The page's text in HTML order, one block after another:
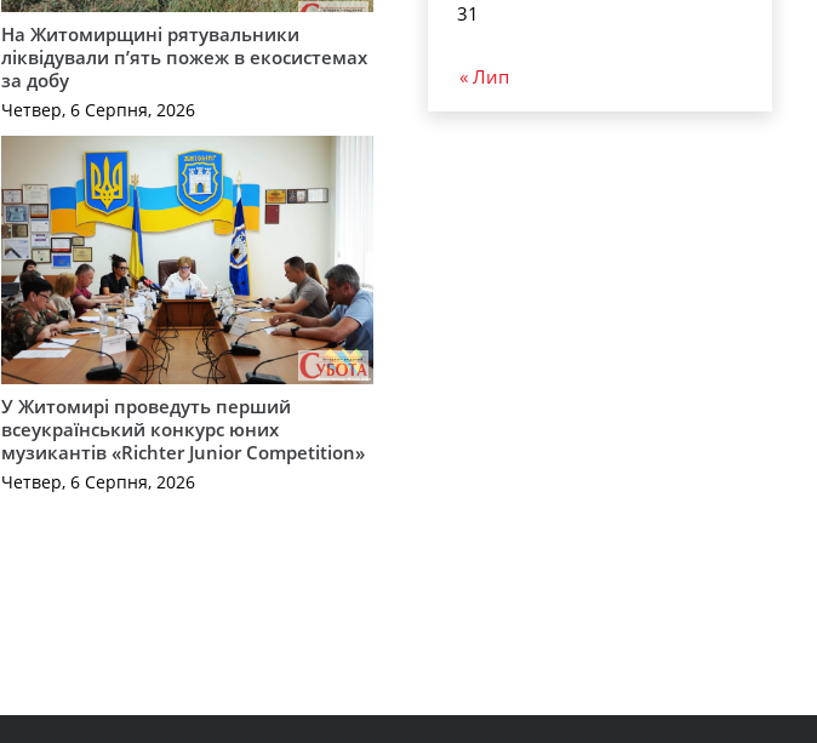
На Житомирщині рятувальники
ліквідували п’ять пожеж в екосистемах
за добу
Четвер, 6 Серпня, 2026
У Житомирі проведуть перший
всеукраїнський конкурс юних
музикантів «Richter Junior Competition»
Четвер, 6 Серпня, 2026
31
« Лип